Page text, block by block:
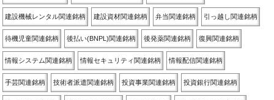
建設機械レンタル関連銘柄 建設資材関連銘柄 弁当関連銘柄 引っ越し関連銘柄
待機児童関連銘柄 後払い(BNPL)関連銘柄 後発薬関連銘柄 復興関連銘柄
情報システム関連銘柄 情報セキュリティ関連銘柄 情報配信関連銘柄
手芸関連銘柄 技術者派遣関連銘柄 投資事業関連銘柄 投資銀行関連銘柄